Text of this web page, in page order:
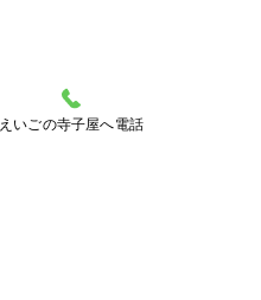
えいごの寺子屋へ電話